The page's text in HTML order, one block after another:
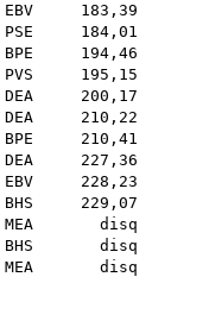
EBV 183,39
PSE 184,01
BPE 194,46
PVS 195,15
DEA 200,17
DEA 210,22
BPE 210,41
DEA 227,36
EBV 228,23
BHS 229,07
MEA disq
BHS disq
MEA disq